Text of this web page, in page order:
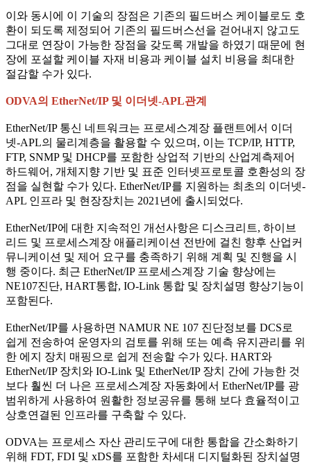
이와 동시에 이 기술의 장점은 기존의 필드버스 케이블로도 호
환이 되도록 제정되어 기존의 필드버스선을 걷어내지 않고도
그대로 연장이 가능한 장점을 갖도록 개발을 하였기 때문에 현
장에 포설할 케이블 자재 비용과 케이블 설치 비용을 최대한
절감할 수가 있다.
ODVA의 EtherNet/IP 및 이더넷-APL관계
EtherNet/IP 통신 네트워크는 프로세스계장 플랜트에서 이더
넷-APL의 물리계층을 활용할 수 있으며, 이는 TCP/IP, HTTP,
FTP, SNMP 및 DHCP를 포함한 상업적 기반의 산업계측제어
하드웨어, 개체지향 기반 및 표준 인터넷프로토콜 호환성의 장
점을 실현할 수가 있다. EtherNet/IP를 지원하는 최초의 이더넷-
APL 인프라 및 현장장치는 2021년에 출시되었다.
EtherNet/IP에 대한 지속적인 개선사항은 디스크리트, 하이브
리드 및 프로세스계장 애플리케이션 전반에 걸친 향후 산업커
뮤니케이션 및 제어 요구를 충족하기 위해 계획 및 진행을 시
행 중이다. 최근 EtherNet/IP 프로세스계장 기술 향상에는
NE107진단, HART통합, IO-Link 통합 및 장치설명 향상기능이
포함된다.
EtherNet/IP를 사용하면 NAMUR NE 107 진단정보를 DCS로
쉽게 전송하여 운영자의 검토를 위해 또는 예측 유지관리를 위
한 에지 장치 매핑으로 쉽게 전송할 수가 있다. HART와
EtherNet/IP 장치와 IO-Link 및 EtherNet/IP 장치 간에 가능한 것
보다 훨씬 더 나은 프로세스계장 자동화에서 EtherNet/IP를 광
범위하게 사용하여 원활한 정보공유를 통해 보다 효율적이고
상호연결된 인프라를 구축할 수 있다.
ODVA는 프로세스 자산 관리도구에 대한 통합을 간소화하기
위해 FDT, FDI 및 xDS를 포함한 차세대 디지털화된 장치설명